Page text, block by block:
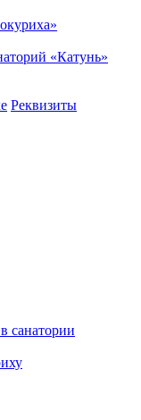
«Катунь»
Реквизиты
санатории